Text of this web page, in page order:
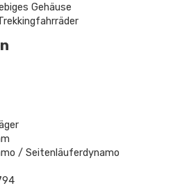
Gehäuse
/ Seitenläuferdynamo